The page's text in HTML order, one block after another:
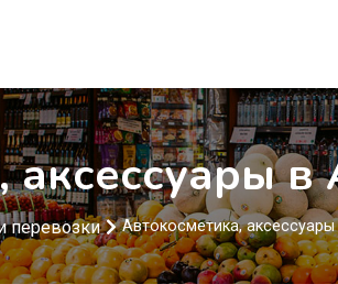
аксессуары
перевозки Автокосметика, аксессуары